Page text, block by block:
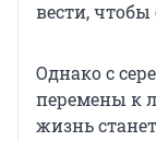
вести,
Однако с
перемены к
жизнь